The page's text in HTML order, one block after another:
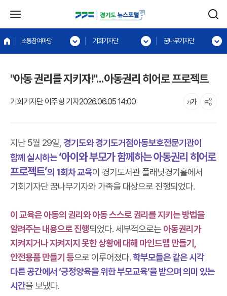
소통참여마당 기회기자단 꿈나무기자단
"아동 권리를 지키자!"...아동권리 히어로 프로젝트
기회기자단 이주형 기자2026.06.05 14:00
지난 5월 29일, 경기도와 경기도거점아동보호전문기관이
함께 실시하는‘아이와 부모가 함께하는 아동권리 히어로
프로젝트’의 1회차 교육이 경기도서관 플래닛경기홀에서
기회기자단 꿈나무기자와 가족을 대상으로 진행되었다.
이 교육은 아동의 권리와 아동 스스로 권리를 지키는 방법을
알려주는 내용으로 진행되었다. 세부적으로는 아동권리가
지켜지거나 지켜지지 못한 상황에 대해 마인드맵 만들기,
안전용품 만들기 등으로 이루어졌다.학부모들은 같은 시각
다른 공간에서 ‘긍정양육을 위한 부모교육’을 받으며 의미 있는
시간을 보냈다.